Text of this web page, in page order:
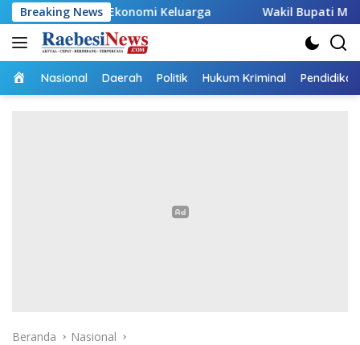
Langsung
ke
konten
Breaking News
Keluarga Wakil Bupati Malaka HMS Tinjau
Home
Nasional Daerah Politik Hukum Kriminal Pendidikan
Beranda Nasional